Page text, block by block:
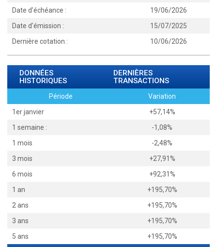
Date d'échéance :
19/06/2026
Date d'émission :
15/07/2025
Dernière cotation :
10/06/2026
DONNÉES
HISTORIQUES
DERNIÈRES
TRANSACTIONS
Période
Variation
1er janvier
+57,14%
1 semaine :
-1,08%
1 mois
-2,48%
3 mois
+27,91%
6 mois
+92,31%
1 an
+195,70%
2 ans
+195,70%
3 ans
+195,70%
5 ans
+195,70%